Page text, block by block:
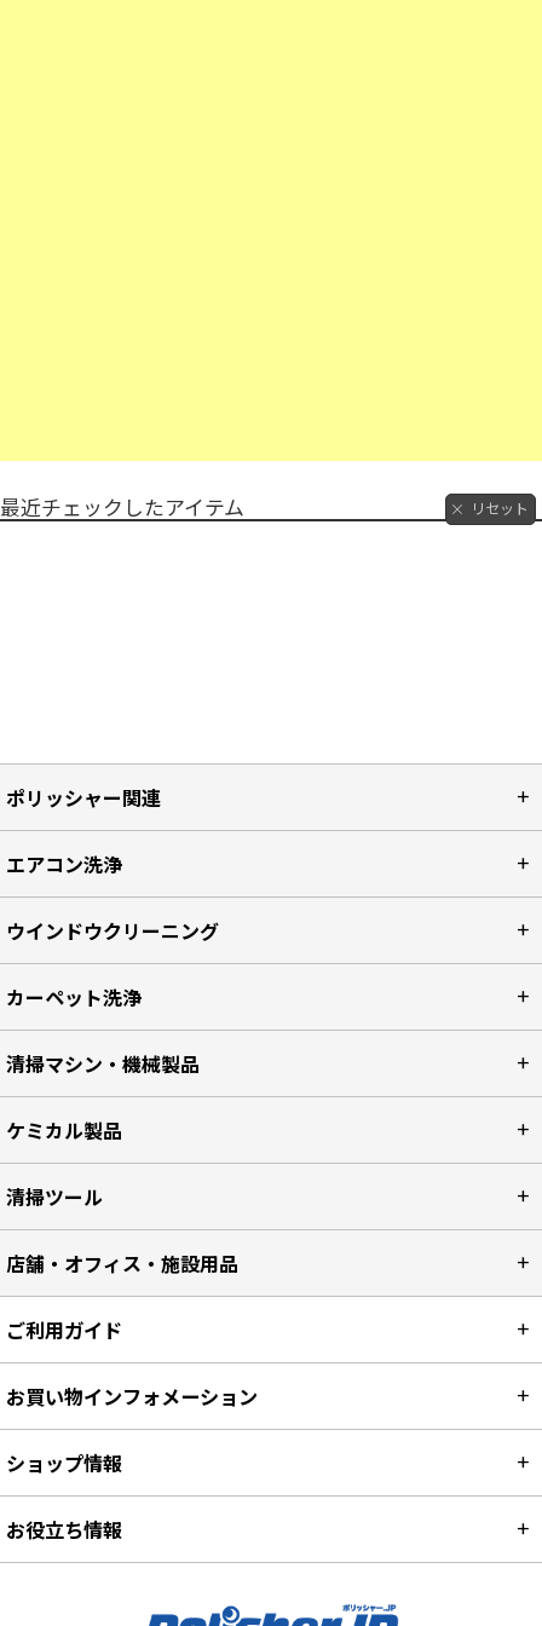
最近チェックしたアイテム リセット
ポリッシャー関連
エアコン洗浄
ウインドウクリーニング
カーペット洗浄
清掃マシン・機械製品
ケミカル製品
清掃ツール
店舗・オフィス・施設用品
ご利用ガイド
お買い物インフォメーション
ショップ情報
お役立ち情報